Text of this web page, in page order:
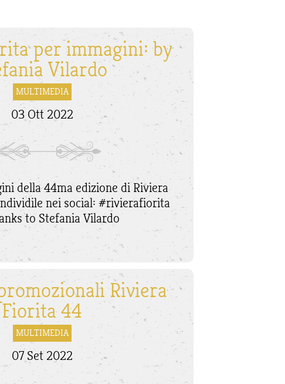
per immagini: by
Vilardo
MULTIMEDIA
03 Ott 2022
della 44ma edizione di Riviera
nei social: #rivierafiorita
to Stefania Vilardo
Riviera
Fiorita 44
MULTIMEDIA
07 Set 2022